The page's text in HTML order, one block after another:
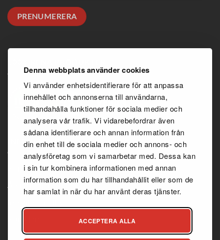
Denna webbplats använder cookies
Vi använder enhetsidentifierare för att anpassa
innehållet och annonserna till användarna,
tillhandahålla funktioner för sociala medier och
analysera vår trafik. Vi vidarebefordrar även
sådana identifierare och annan information från
din enhet till de sociala medier och annons- och
analysföretag som vi samarbetar med. Dessa kan
i sin tur kombinera informationen med annan
information som du har tillhandahållit eller som de
har samlat in när du har använt deras tjänster.
ACCEPTERA ALLA
INFORMATION
Köpvillkor
Återförsäljaravtal